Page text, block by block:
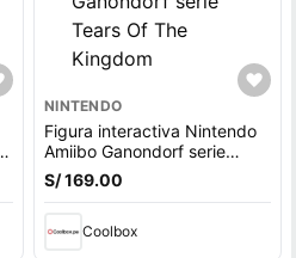
NINTENDO
Figura interactiva Nintendo
Amiibo Ganondorf serie
Tears Of The Kingdom
S/ 169.00
Coolbox